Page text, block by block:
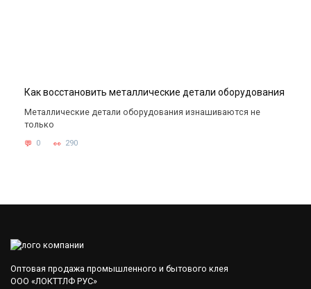
Как восстановить металлические детали оборудования
Металлические детали оборудования изнашиваются не
только
0 290
Оптовая продажа промышленного и бытового клея
ООО «ЛОКТТЛФ РУС»